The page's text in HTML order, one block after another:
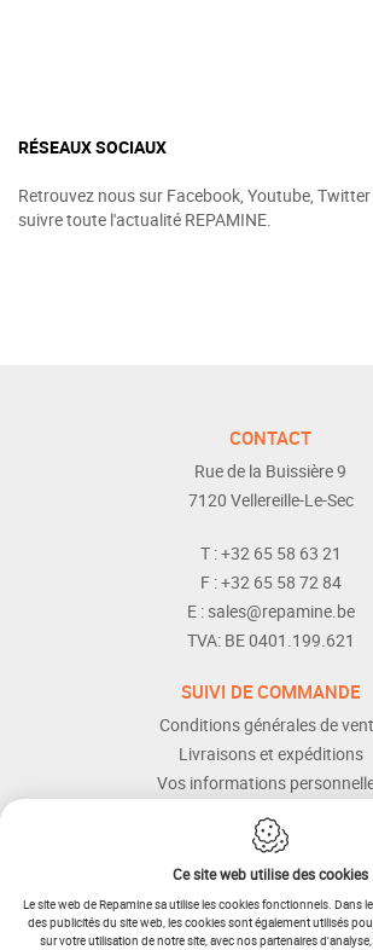
RÉSEAUX SOCIAUX
Retrouvez nous sur Facebook, Youtube,
suivre toute l'actualité REPAMINE.
CONTACT
Rue de la Buissière 9
7120 Vellereille-Le-Sec
T :+32 65 58 63 21
F :+32 65 58 72 84
E :sales@repamine.be
TVA: BE 0401.199.621
SUIVI DE COMMANDE
Conditions générales de
Livraisons et expéditions
Vos informations
Modes de paiement
Services Après-vente
Aide et assistance
Ce site web utilise des cookies
Le site web de Repamine sa utilise les cookies fonctionnels. Dans
des publicités du site web, les cookies sont également utilisés
sur votre utilisation de notre site, avec nos partenaires